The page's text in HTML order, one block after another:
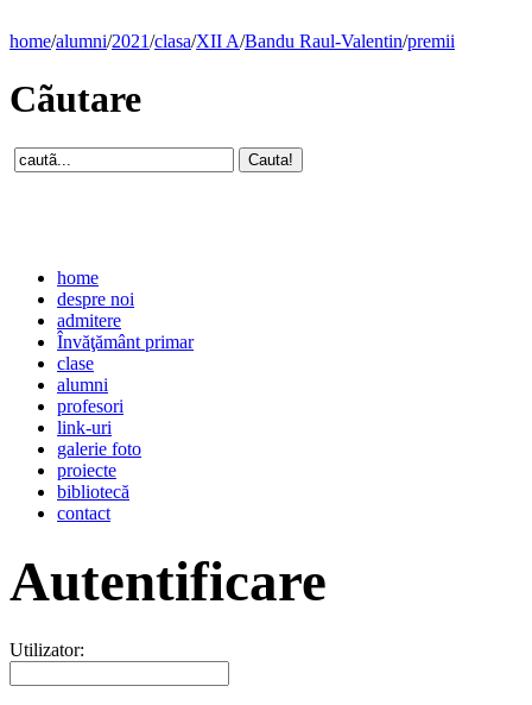
home/alumni/2021/clasa/XII A/Bandu Raul-Valentin/premii
Cãutare
home
despre noi
admitere
Învăţământ primar
clase
alumni
profesori
link-uri
galerie foto
proiecte
bibliotecă
contact
Autentificare
Utilizator: